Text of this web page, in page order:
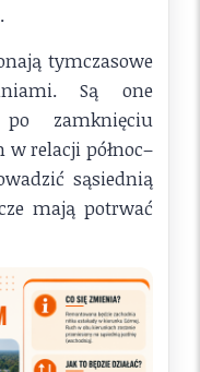
tymczasowe
Są one
zamknięciu
relacji północ–
sąsiednią
mają potrwać